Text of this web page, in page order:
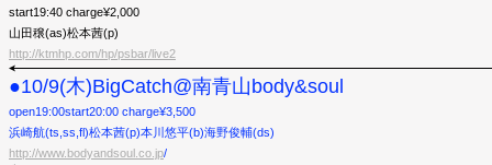
start19:40 charge¥2,000
山田穣(as)松本茜(p)
http://ktmhp.com/hp/psbar/live2
●10/9(木)BigCatch@南青山body&soul
open19:00start20:00 charge¥3,500
浜崎航(ts,ss,fl)松本茜(p)本川悠平(b)海野俊輔(ds)
http://www.bodyandsoul.co.jp/